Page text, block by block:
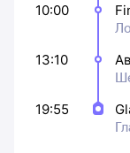
10:00
13:10
19:55